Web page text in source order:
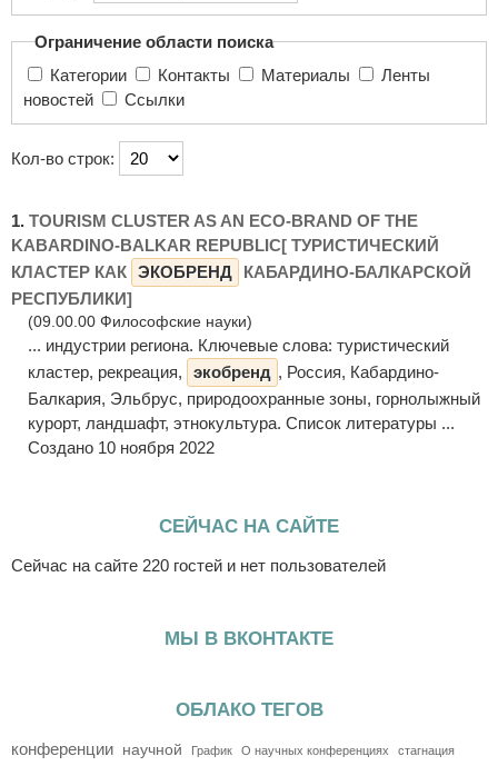
Ограничение области поиска
Категории
Контакты Материалы
новостей
Ссылки
Кол-во строк:
1. TOURISM CLUSTER AS AN ECO-BRAND OF THE
KABARDINO-BALKAR REPUBLIC[ ТУРИСТИЧЕСКИЙ
КЛАСТЕР КАК ЭКОБРЕНД
КАБАРДИНО-БАЛКАРСКОЙ
РЕСПУБЛИКИ]
(09.00.00 Философские науки)
... индустрии региона. Ключевые слова: туристический
кластер, рекреация,
экобренд , Россия, Кабардино-
Балкария, Эльбрус, природоохранные зоны, горнолыжный
курорт, ландшафт, этнокультура. Список литературы ...
Создано 10 ноября 2022
СЕЙЧАС НА САЙТЕ
Сейчас на сайте 220 гостей и нет пользователей
МЫ В ВКОНТАКТЕ
ОБЛАКО ТЕГОВ
конференции научной График О научных конференциях
стагнация